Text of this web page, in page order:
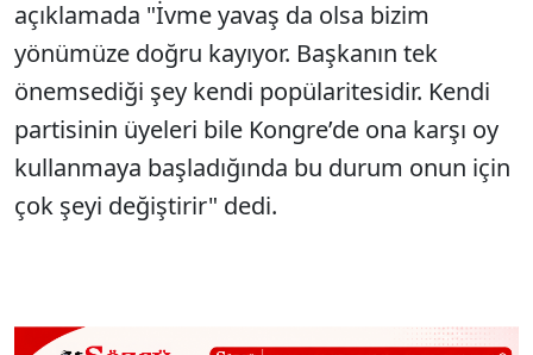
açıklamada "İvme yavaş da olsa bizim
yönümüze doğru kayıyor. Başkanın tek
önemsediği şey kendi popülaritesidir. Kendi
partisinin üyeleri bile Kongre’de ona karşı oy
kullanmaya başladığında bu durum onun için
çok şeyi değiştirir" dedi.